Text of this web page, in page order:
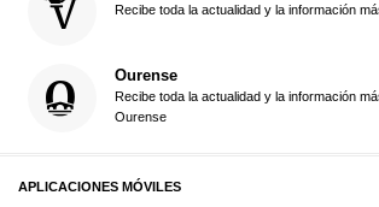
Recibe toda la actualidad y la información
Ourense
Recibe toda la actualidad y la información
Ourense
APLICACIONES MÓVILES